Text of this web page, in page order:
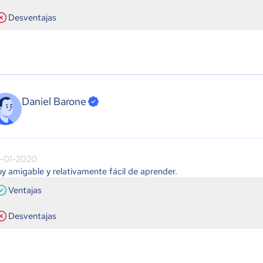
Desventajas
Daniel Barone
01-2020
amigable y relativamente fácil de aprender.
Ventajas
Desventajas